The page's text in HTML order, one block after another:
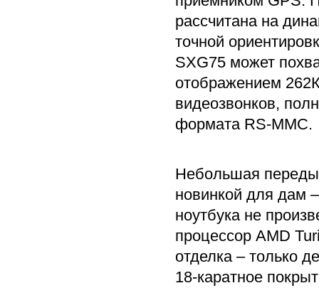
рассчитана на
точной
SXG75 может
отображением
видеозвонков,
формата RS-MMC.
Небольшая
новинкой для дам
ноутбука не
процессор AMD
отделка – только
18-каратное